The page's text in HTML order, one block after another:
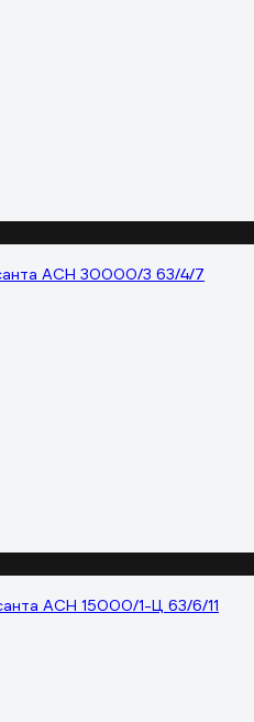
АСН 30000/3 63/4/7
АСН 15000/1-Ц 63/6/11